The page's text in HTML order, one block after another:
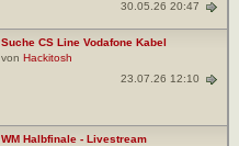
30.05.26 20:47
Suche CS Line Vodafone Kabel
von Hackitosh
23.07.26 12:10
WM Halbfinale - Livestream